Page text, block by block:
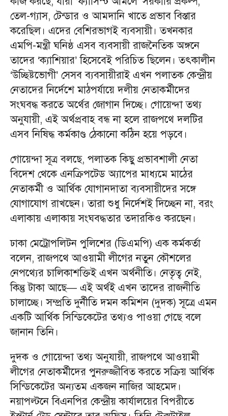
তেল-গ্যাস, টেন্ডার ও আমদানি খাতে প্রভাব বিস্তার
করেছিল। এদের বেশিরভাগই ব্যবসায়ী। তখনকার
এমপি-মন্ত্রী ঘনিষ্ঠ এসব ব্যবসায়ী রাজনৈতিক অঙ্গনে
তাদের ‘ক্যাশিয়ার’ হিসেবেই পরিচিত ছিলেন। তৎকালীন
‘উচ্ছিষ্টভোগী’ সেসব ব্যবসায়ীরাই এখন পলাতক কেন্দ্রীয়
নেতাদের নির্দেশে মাঠপর্যায়ে দলীয় নেতাকর্মীদের
সংঘবদ্ধ করতে অর্থের জোগান দিচ্ছে। গোয়েন্দা তথ্য
অনুযায়ী, এই অর্থপ্রবাহ বন্ধ না হলে রাজপথে দলটির
এসব নিষিদ্ধ কর্মকাণ্ড ঠেকানো কঠিন হয়ে পড়বে।
গোয়েন্দা সূত্র বলছে, পলাতক কিছু প্রভাবশালী নেতা
বিদেশ থেকে এনক্রিপটেড অ্যাপের মাধ্যমে মাঠের
নেতাকর্মী ও আর্থিক যোগানদাতা ব্যবসায়ীদের সঙ্গে
যোগাযোগ রাখছেন। তারা শুধু নির্দেশই দিচ্ছেন না, বরং
এলাকায় এলাকায় সংঘবদ্ধতার তদারকিও করছেন।
ঢাকা মেট্রোপলিটন পুলিশের (ডিএমপি) এক কর্মকর্তা
বলেন, রাজপথে আওয়ামী লীগের নতুন কৌশলের
নেপথ্যের চালিকাশক্তিই এখন অর্থনীতি। নেতৃত্ব নেই,
কিন্তু টাকা আছে— এই অর্থই এখন তাদের রাজনীতি
চালাচ্ছে। সম্প্রতি দুর্নীতি দমন কমিশন (দুদক) সূত্রে এমন
একটি আর্থিক সিন্ডিকেটের তথ্যও পাওয়া গেছে বলে
জানান তিনি।
দুদক ও গোয়েন্দা তথ্য অনুযায়ী, রাজপথে আওয়ামী
লীগের নেতাকর্মীদের পুনরুজ্জীবিত করতে সক্রিয় আর্থিক
সিন্ডিকেটের অন্যতম একজন নাজির আহমেদ।
নয়াপল্টনে বিএনপির কেন্দ্রীয় কার্যালয়ের বিপরীতে